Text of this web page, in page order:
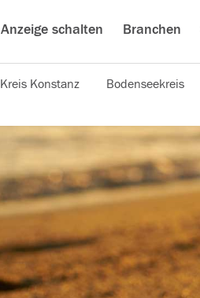
Anzeige schalten Branchen
Kreis Konstanz Bodenseekreis